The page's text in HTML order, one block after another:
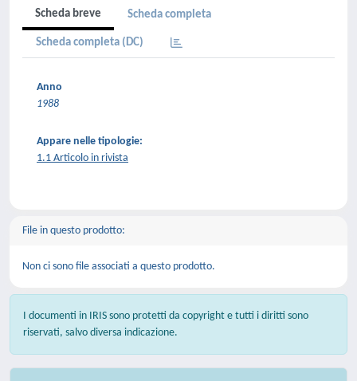
Scheda breve Scheda completa
Scheda completa (DC)
Anno
1988
Appare nelle tipologie:
1.1 Articolo in rivista
File in questo prodotto:
Non ci sono file associati a questo prodotto.
I documenti in IRIS sono protetti da copyright e tutti i diritti sono
riservati, salvo diversa indicazione.